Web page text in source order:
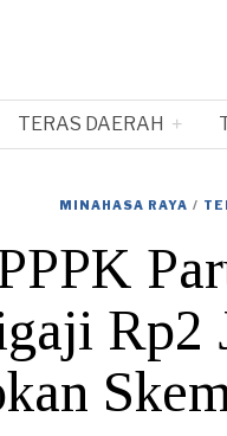
TERAS DAERAH
MINAHASA RAYA /
Rp2